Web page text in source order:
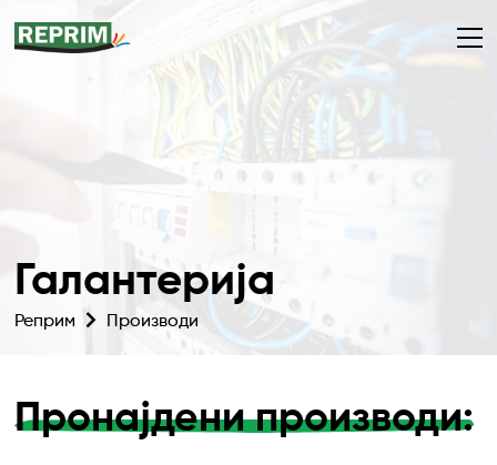
Галантерија
Реприм Производи
Пронајдени производи: